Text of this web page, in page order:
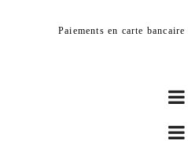
Paiements en carte